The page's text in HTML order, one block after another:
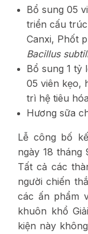
Bổ sung 05
triển cấu
Canxi, Phốt
Bacillus
Bổ sung 1 tỷ
05 viên kẹo,
trì hệ tiêu
Hương sữa
Lễ công bố
ngày 18 tháng
Tất cả các
người chiến
các ấn phẩm
khuôn khổ
kiện này